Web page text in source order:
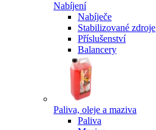
Nabíjení
Nabíječe
Stabilizované zdroje
Příslušenství
Balancery
Paliva, oleje a maziva
Paliva